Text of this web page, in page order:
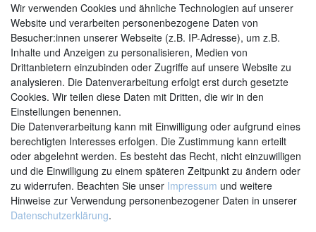
Vertrag widerrufen
Wir verwenden Cookies und ähnliche Technologien auf unserer
Website und verarbeiten personenbezogene Daten von
Besucher:innen unserer Webseite (z.B. IP-Adresse), um z.B.
Inhalte und Anzeigen zu personalisieren, Medien von
Drittanbietern einzubinden oder Zugriffe auf unsere Website zu
analysieren. Die Datenverarbeitung erfolgt erst durch gesetzte
Cookies. Wir teilen diese Daten mit Dritten, die wir in den
Einstellungen benennen.
Die Datenverarbeitung kann mit Einwilligung oder aufgrund eines
berechtigten Interesses erfolgen. Die Zustimmung kann erteilt
oder abgelehnt werden. Es besteht das Recht, nicht einzuwilligen
und die Einwilligung zu einem späteren Zeitpunkt zu ändern oder
zu widerrufen. Beachten Sie unser Impressum und weitere
Hinweise zur Verwendung personenbezogener Daten in unserer
Daten­schutz­erklärung.